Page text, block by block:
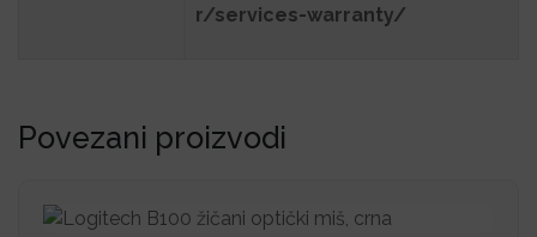
r/services-warranty/
Povezani proizvodi